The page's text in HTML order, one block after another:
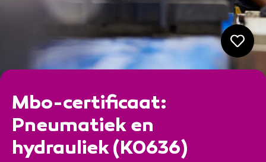
Mbo-certificaat:
Pneumatiek en
hydrauliek (K0636)